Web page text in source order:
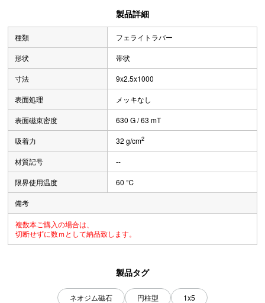
製品詳細
種類 フェライトラバー
形状 帯状
寸法 9x2.5x1000
表面処理 メッキなし
表面磁束密度 630 G / 63 mT
吸着力 32 g/cm2
材質記号 --
限界使用温度 60 ℃
備考
複数本ご購入の場合は、
切断せずに数ｍとして納品致します。
製品タグ
ネオジム磁石 円柱型 1x5